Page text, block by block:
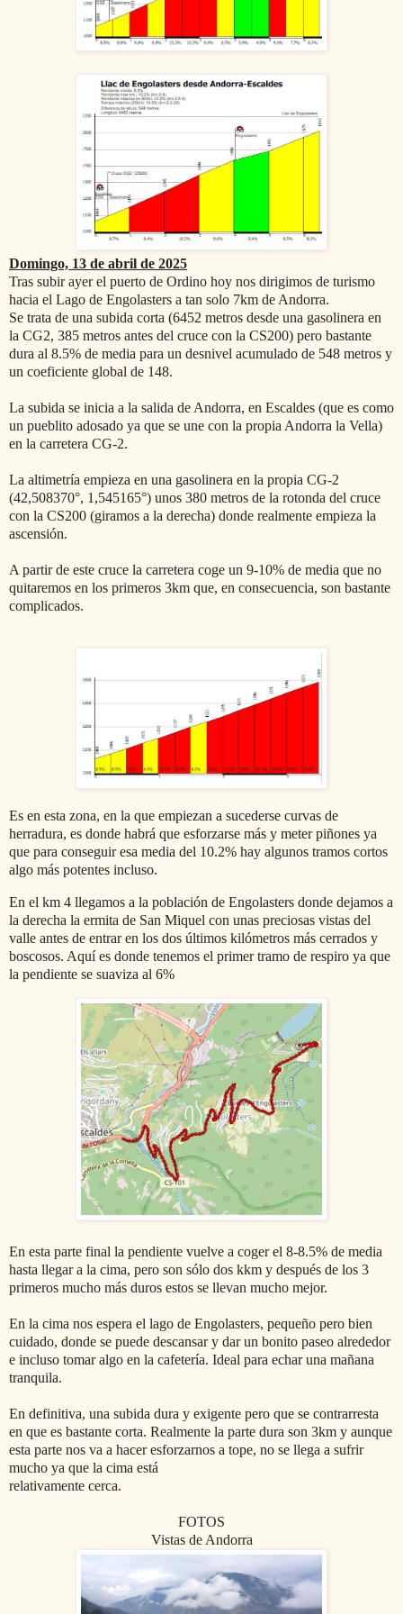
Domingo, 13 de abril de 2025
Tras subir ayer el puerto de Ordino hoy nos dirigimos de turismo
hacia el Lago de Engolasters a tan solo 7km de Andorra.
Se trata de una subida corta (6452 metros desde una gasolinera en
la CG2, 385 metros antes del cruce con la CS200) pero bastante
dura al 8.5% de media para un desnivel acumulado de 548 metros y
un coeficiente global de 148.
La subida se inicia a la salida de Andorra, en Escaldes (que es como
un pueblito adosado ya que se une con la propia Andorra la Vella)
en la carretera CG-2.
La altimetría empieza en una gasolinera en la propia CG-2
(42,508370°, 1,545165°) unos 380 metros de la rotonda del cruce
con la CS200 (giramos a la derecha) donde realmente empieza la
ascensión.
A partir de este cruce la carretera coge un 9-10% de media que no
quitaremos en los primeros 3km que, en consecuencia, son bastante
complicados.
Es en esta zona, en la que empiezan a sucederse curvas de
herradura, es donde habrá que esforzarse más y meter piñones ya
que para conseguir esa media del 10.2% hay algunos tramos cortos
algo más potentes incluso.
En el km 4 llegamos a la población de Engolasters donde dejamos a
la derecha la ermita de San Miquel con unas preciosas vistas del
valle antes de entrar en los dos últimos kilómetros más cerrados y
boscosos. Aquí es donde tenemos el primer tramo de respiro ya que
la pendiente se suaviza al 6%
En esta parte final la pendiente vuelve a coger el 8-8.5% de media
hasta llegar a la cima, pero son sólo dos kkm y después de los 3
primeros mucho más duros estos se llevan mucho mejor.
En la cima nos espera el lago de Engolasters, pequeño pero bien
cuidado, donde se puede descansar y dar un bonito paseo alrededor
e incluso tomar algo en la cafetería. Ideal para echar una mañana
tranquila.
En definitiva, una subida dura y exigente pero que se contrarresta
en que es bastante corta. Realmente la parte dura son 3km y aunque
esta parte nos va a hacer esforzarnos a tope, no se llega a sufrir
mucho ya que la cima está
relativamente cerca.
FOTOS
Vistas de Andorra